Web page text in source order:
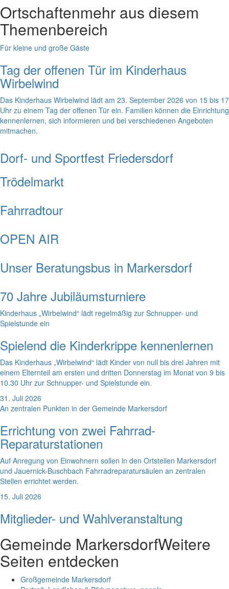
Ortschaftenmehr aus diesem
Themenbereich
Für kleine und große Gäste
Tag der offenen Tür im Kinderhaus
Wirbelwind
Das Kinderhaus Wirbelwind lädt am 23. September 2026 von 15 bis 17
Uhr zu einem Tag der offenen Tür ein. Familien können die Einrichtung
kennenlernen, sich informieren und bei verschiedenen Angeboten
mitmachen.
Dorf- und Sportfest Friedersdorf
Trödelmarkt
Fahrradtour
OPEN AIR
Unser Beratungsbus in Markersdorf
70 Jahre Jubiläumsturniere
Kinderhaus „Wirbelwind“ lädt regelmäßig zur Schnupper- und
Spielstunde ein
Spielend die Kinderkrippe kennenlernen
Das Kinderhaus „Wirbelwind“ lädt Kinder von null bis drei Jahren mit
einem Elternteil am ersten und dritten Donnerstag im Monat von 9 bis
10.30 Uhr zur Schnupper- und Spielstunde ein.
31. Juli 2026
An zentralen Punkten in der Gemeinde Markersdorf
Errichtung von zwei Fahrrad-
Reparaturstationen
Auf Anregung von Einwohnern sollen in den Ortsteilen Markersdorf
und Jauernick-Buschbach Fahrradreparatursäulen an zentralen
Stellen errichtet werden.
15. Juli 2026
Mitglieder- und Wahlveranstaltung
Gemeinde MarkersdorfWeitere
Seiten entdecken
Großgemeinde Markersdorf